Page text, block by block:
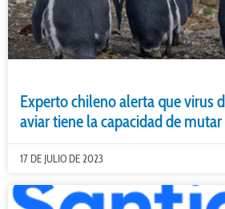
Experto chileno alerta que virus
aviar tiene la capacidad de
17 DE JULIO DE 2023